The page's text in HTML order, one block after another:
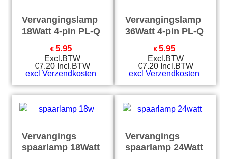
Vervangingslamp
18Watt 4-pin PL-Q
€ 5.95
Excl.BTW
€7.20 Incl.BTW
excl Verzendkosten
Vervangingslamp
36Watt 4-pin PL-Q
€ 5.95
Excl.BTW
€7.20 Incl.BTW
excl Verzendkosten
Vervangings
spaarlamp 18Watt
Vervangings
spaarlamp 24Watt